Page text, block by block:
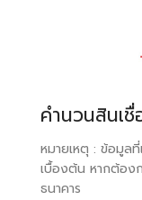
คำนวนสินเชื่
หมายเหตุ : ข้อมูล
เบื้องต้น หากต้อง
ธนาคาร